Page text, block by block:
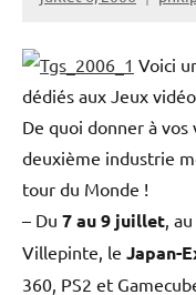
Voici
dédiés aux Jeux vidéo.
De quoi donner à
deuxième industrie
tour du Monde !
– Du 7 au 9 juillet ,
Villepinte, le Japan-
360, PS2 et